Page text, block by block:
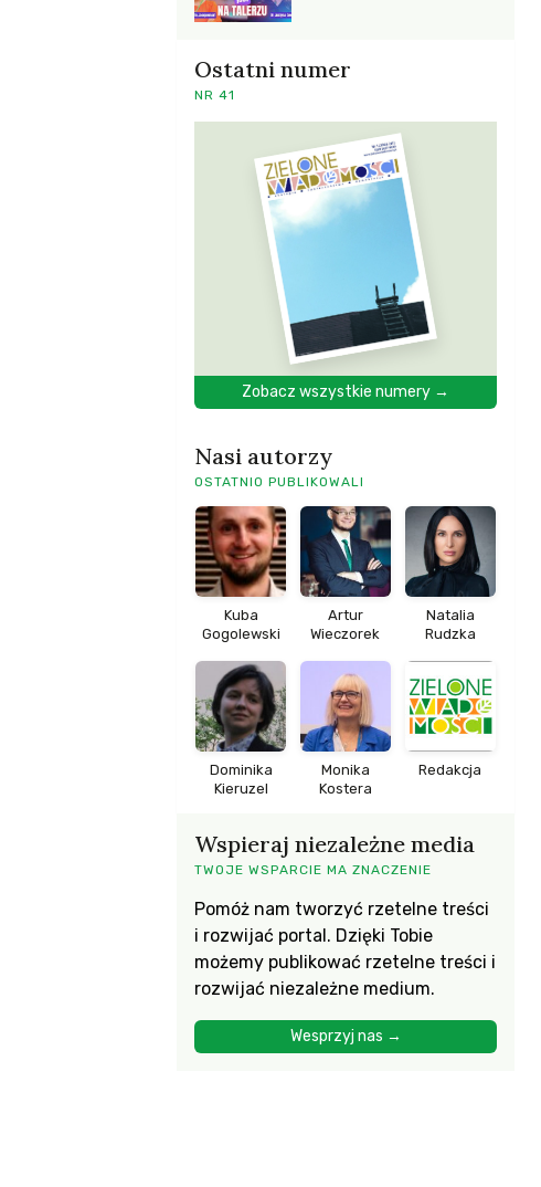
Ostatni numer
NR 41
Zobacz wszystkie numery →
Nasi autorzy
OSTATNIO PUBLIKOWALI
Kuba
Gogolewski
Artur
Wieczorek
Natalia
Rudzka
Dominika
Kieruzel
Monika
Kostera
Redakcja
Wspieraj niezależne media
TWOJE WSPARCIE MA ZNACZENIE
Pomóż nam tworzyć rzetelne treści
i rozwijać portal. Dzięki Tobie
możemy publikować rzetelne treści i
rozwijać niezależne medium.
Wesprzyj nas →